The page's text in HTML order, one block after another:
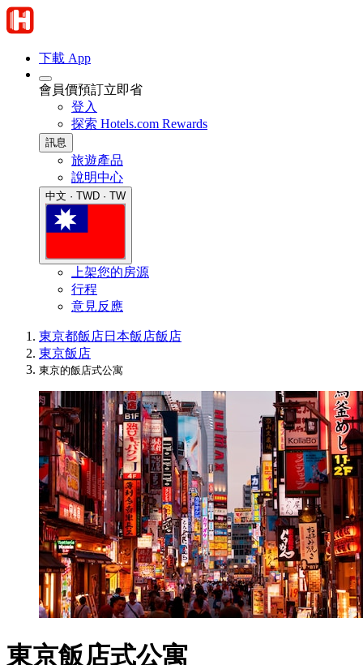
下載 App
會員價預訂立即省
登入
探索 Hotels.com Rewards
訊息
旅遊產品
說明中心
中文 · TWD · TW
上架您的房源
行程
意見反應
東京都飯店日本飯店飯店
東京飯店
東京的飯店式公寓
東京飯店式公寓